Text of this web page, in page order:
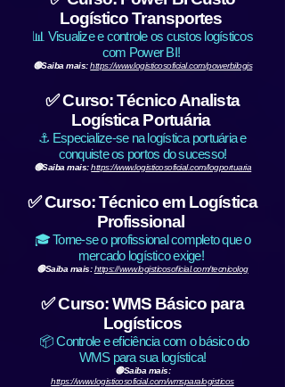
Logístico Transportes
📊 Visualize e controle os custos logísticos
com Power BI!
🟢Saiba mais:https://www.logisticosoficial.com/powerbilogis
✅ Curso: Técnico Analista
Logística Portuária
⚓ Especialize-se na logística portuária e
conquiste os portos do sucesso!
🟢Saiba mais:https://www.logisticosoficial.com/logportuaria
✅ Curso: Técnico em Logística
Profissional
🎓 Torne-se o profissional completo que o
mercado logístico exige!
🟢Saiba mais:https://www.logisticosoficial.com/tecnicolog
✅ Curso: WMS Básico para
Logísticos
📦 Controle e eficiência com o básico do
WMS para sua logística!
🟢Saiba mais:
https://www.logisticosoficial.com/wmsparalogisticos